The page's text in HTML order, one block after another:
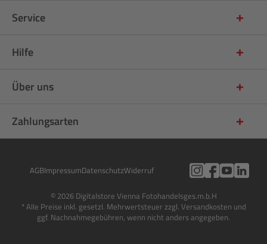
Service
Hilfe
Über uns
Zahlungsarten
AGBImpressumDatenschutzWiderruf
© 2026 Digitalstore Vienna Fotohandelsges.m.b.H
* Alle Preise inkl. gesetzl. Mehrwertsteuer zzgl. Versandkosten und
ggf. Nachnahmegebühren, wenn nicht anders angegeben.